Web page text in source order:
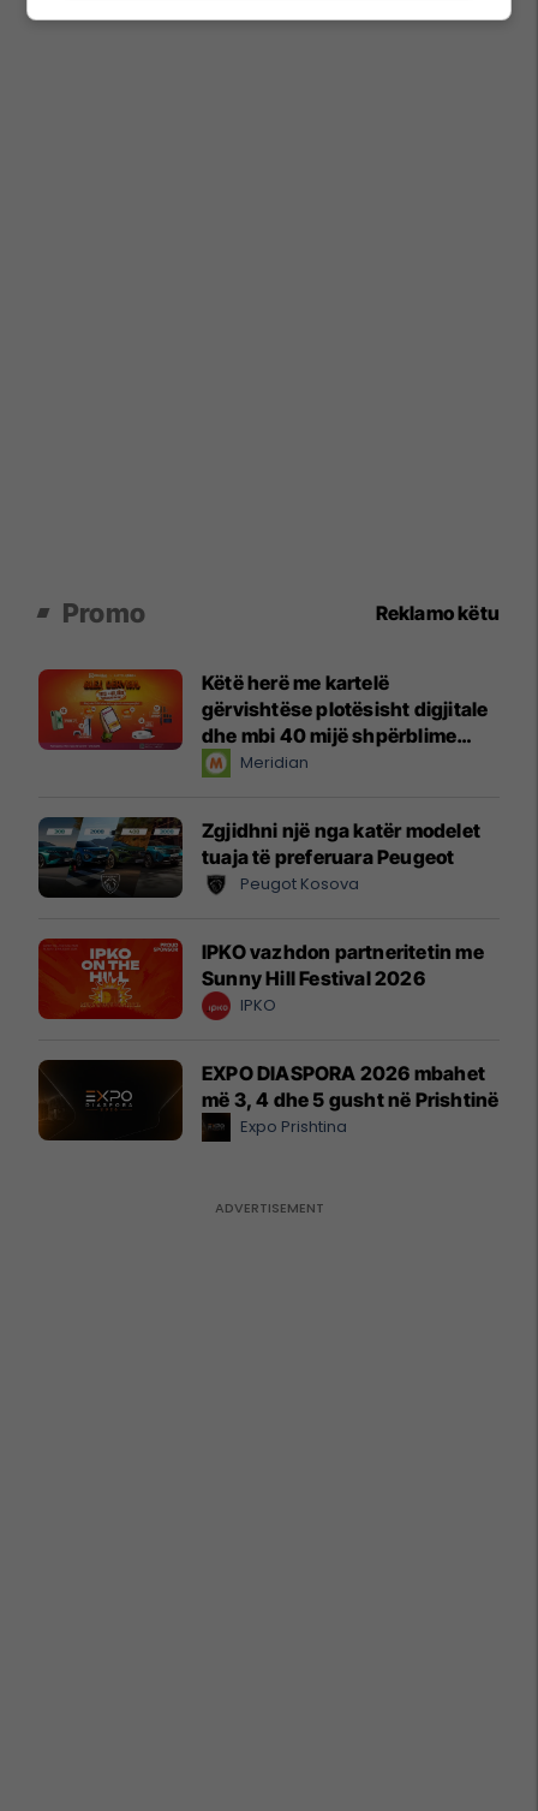
Promo Reklamo këtu
Këtë herë me kartelë
gërvishtëse plotësisht digjitale
dhe mbi 40 mijë shpërblime
instant!Meridian
Zgjidhni një nga katër modelet
tuaja të preferuara Peugeot
Peugot Kosova
IPKO vazhdon partneritetin me
Sunny Hill Festival 2026
IPKO
EXPO DIASPORA 2026 mbahet
më 3, 4 dhe 5 gusht në Prishtinë
Expo Prishtina